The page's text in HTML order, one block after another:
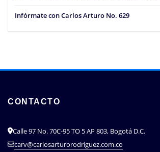
Infórmate con Carlos Arturo No. 629
CONTACTO
Calle 97 No. 70C-95 TO 5 AP 803, Bogotá D.C.
carv@carlosarturorodriguez.com.co